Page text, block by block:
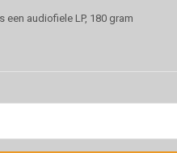
audiofiele LP, 180 gram